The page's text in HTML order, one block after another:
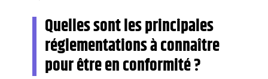
Quelles sont les principales
réglementations à connaître
pour être en conformité ?